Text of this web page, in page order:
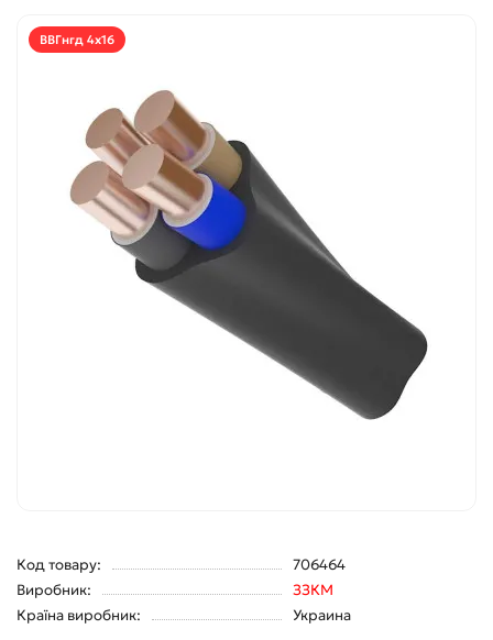
ВВГнгд 4x16
Код товару:
706464
Виробник:
ЗЗКМ
Країна виробник:
Украина